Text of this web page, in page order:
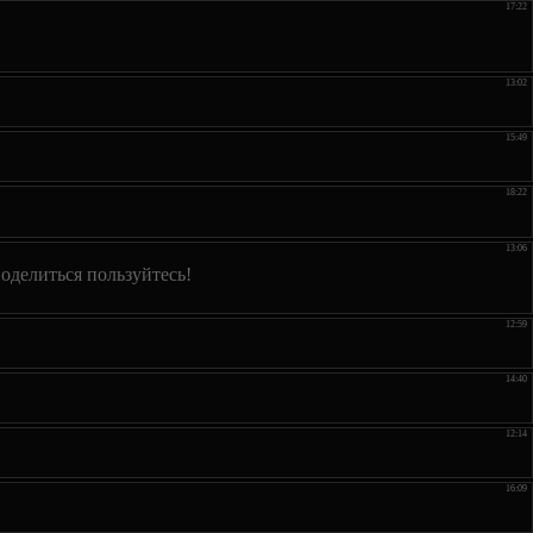
17:22
13:02
15:49
18:22
13:06
пользуйтесь!
12:59
14:40
12:14
16:09